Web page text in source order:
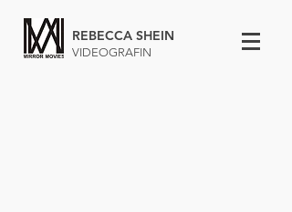
REBECCA SHEIN
VIDEOGRAFIN